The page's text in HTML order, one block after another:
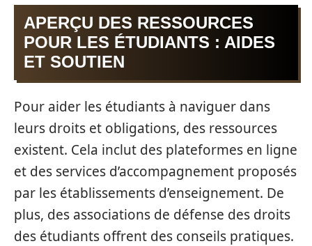
APERÇU DES RESSOURCES
POUR LES ÉTUDIANTS : AIDES
ET SOUTIEN
Pour aider les étudiants à naviguer dans
leurs droits et obligations, des ressources
existent. Cela inclut des plateformes en ligne
et des services d’accompagnement proposés
par les établissements d’enseignement. De
plus, des associations de défense des droits
des étudiants offrent des conseils pratiques.